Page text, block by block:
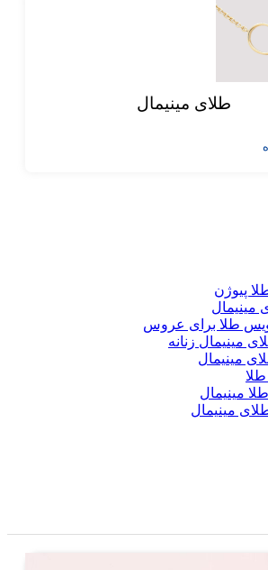
طلای مینیمال
پیوژن
مینیمال
طلا برای عروس
مینیمال زنانه
مینیمال
طلا
مینیمال
مینیمال